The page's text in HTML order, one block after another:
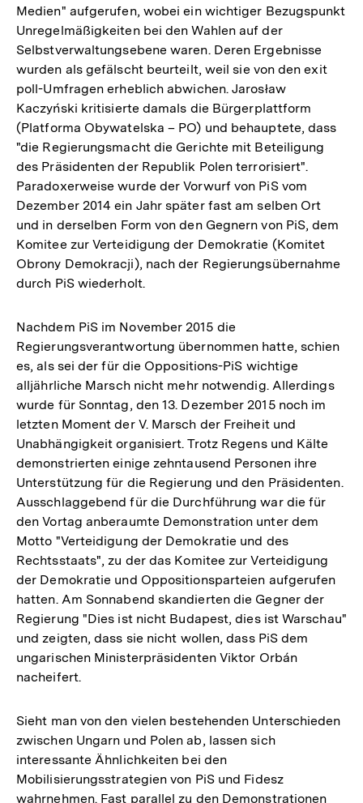
Medien" aufgerufen, wobei ein wichtiger Bezugspunkt
Unregelmäßigkeiten bei den Wahlen auf der
Selbstverwaltungsebene waren. Deren Ergebnisse
wurden als gefälscht beurteilt, weil sie von den exit
poll-Umfragen erheblich abwichen. Jarosław
Kaczyński kritisierte damals die Bürgerplattform
(Platforma Obywatelska – PO) und behauptete, dass
"die Regierungsmacht die Gerichte mit Beteiligung
des Präsidenten der Republik Polen terrorisiert".
Paradoxerweise wurde der Vorwurf von PiS vom
Dezember 2014 ein Jahr später fast am selben Ort
und in derselben Form von den Gegnern von PiS, dem
Komitee zur Verteidigung der Demokratie (Komitet
Obrony Demokracji), nach der Regierungsübernahme
durch PiS wiederholt.
Nachdem PiS im November 2015 die
Regierungsverantwortung übernommen hatte, schien
es, als sei der für die Oppositions-PiS wichtige
alljährliche Marsch nicht mehr notwendig. Allerdings
wurde für Sonntag, den 13. Dezember 2015 noch im
letzten Moment der V. Marsch der Freiheit und
Unabhängigkeit organisiert. Trotz Regens und Kälte
demonstrierten einige zehntausend Personen ihre
Unterstützung für die Regierung und den Präsidenten.
Ausschlaggebend für die Durchführung war die für
den Vortag anberaumte Demonstration unter dem
Motto "Verteidigung der Demokratie und des
Rechtsstaats", zu der das Komitee zur Verteidigung
der Demokratie und Oppositionsparteien aufgerufen
hatten. Am Sonnabend skandierten die Gegner der
Regierung "Dies ist nicht Budapest, dies ist Warschau"
und zeigten, dass sie nicht wollen, dass PiS dem
ungarischen Ministerpräsidenten Viktor Orbán
nacheifert.
Sieht man von den vielen bestehenden Unterschieden
zwischen Ungarn und Polen ab, lassen sich
interessante Ähnlichkeiten bei den
Mobilisierungsstrategien von PiS und Fidesz
wahrnehmen. Fast parallel zu den Demonstrationen